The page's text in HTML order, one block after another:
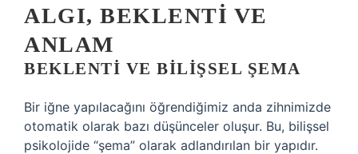
ALGI, BEKLENTI VE
ANLAM
BEKLENTI VE BILIŞSEL ŞEMA
Bir iğne yapılacağını öğrendiğimiz anda zihnimizde
otomatik olarak bazı düşünceler oluşur. Bu, bilişsel
psikolojide “şema” olarak adlandırılan bir yapıdır.